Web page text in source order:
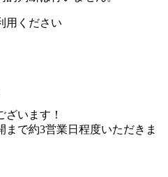
用ください
ざいます！
で約3営業日程度いただきま